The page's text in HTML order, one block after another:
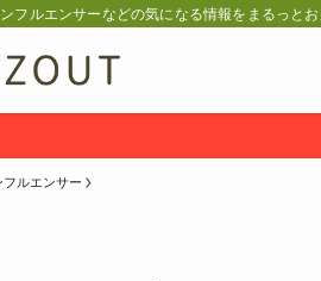
フルエンサーなどの気になる情報をまるっと
フルエンサー